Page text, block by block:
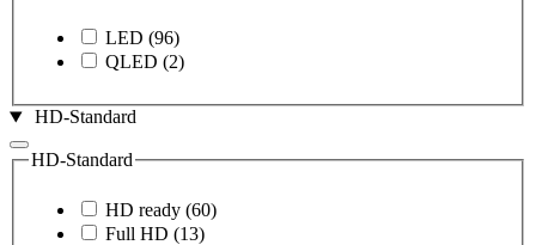
LED (96)
QLED (2)
HD-Standard
HD-Standard
HD ready (60)
Full HD (13)